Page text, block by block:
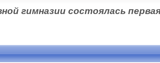
гимназии состоялась